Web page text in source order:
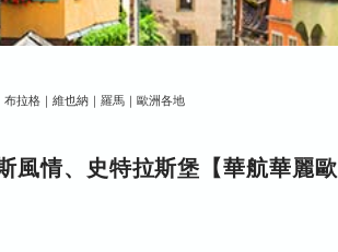
拉格｜維也納｜羅馬｜歐洲各地
風情、史特拉斯堡【華航華麗歐